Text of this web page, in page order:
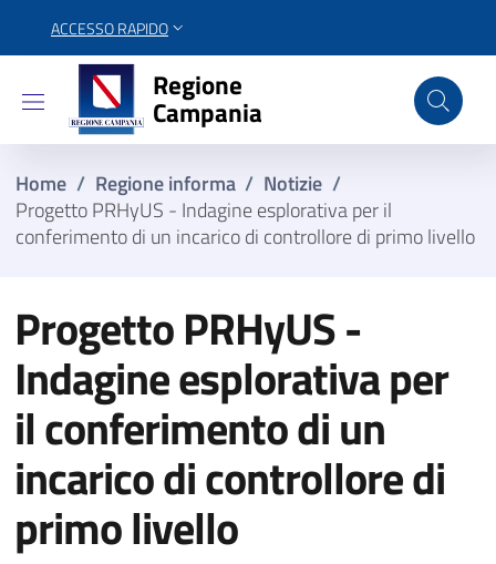
ACCESSO RAPIDO
Regione Campania
Regione
Campania
Home / Regione informa / Notizie /
Progetto PRHyUS - Indagine esplorativa per il
conferimento di un incarico di controllore di primo livello
Progetto PRHyUS -
Indagine esplorativa per
il conferimento di un
incarico di controllore di
primo livello